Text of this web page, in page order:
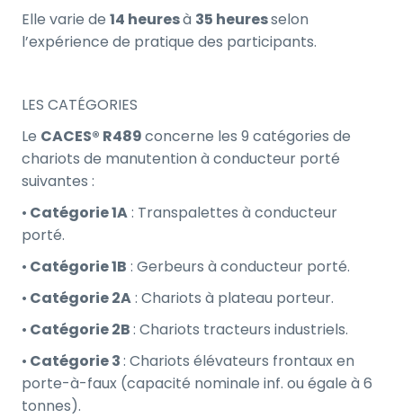
Elle varie de 14 heuresà 35 heuresselon
l’expérience de pratique des participants.
LES CATÉGORIES
Le CACES® R489concerne les 9 catégories de
chariots de manutention à conducteur porté
suivantes :
• Catégorie 1A: Transpalettes à conducteur
porté.
• Catégorie 1B : Gerbeurs à conducteur porté.
• Catégorie 2A: Chariots à plateau porteur.
• Catégorie 2B: Chariots tracteurs industriels.
• Catégorie 3: Chariots élévateurs frontaux en
porte-à-faux (capacité nominale inf. ou égale à 6
tonnes).